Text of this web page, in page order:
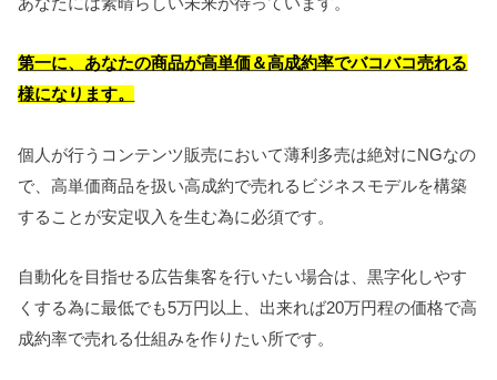
第一に、あなたの商品が高単価＆高成約率でバコバコ売れる
様になります。
個人が行うコンテンツ販売において薄利多売は絶対にNGなの
で、高単価商品を扱い高成約で売れるビジネスモデルを構築
することが安定収入を生む為に必須です。
自動化を目指せる広告集客を行いたい場合は、黒字化しやす
くする為に最低でも5万円以上、出来れば20万円程の価格で高
成約率で売れる仕組みを作りたい所です。